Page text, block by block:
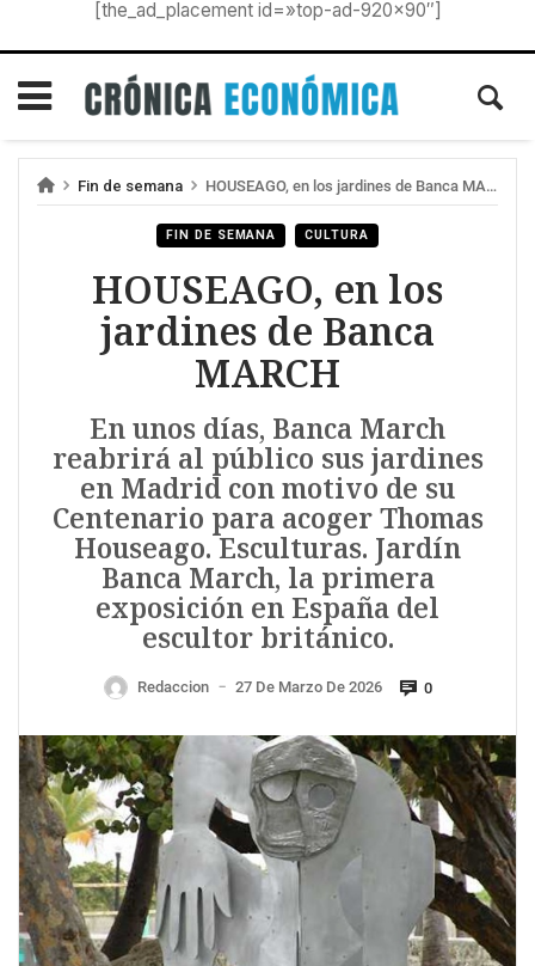
[the_ad_placement id=»top-ad-920×90″]
Fin de semana HOUSEAGO, en los jardines de Banca MARCH
FIN DE SEMANA CULTURA
HOUSEAGO, en los
jardines de Banca
MARCH
En unos días, Banca March
reabrirá al público sus jardines
en Madrid con motivo de su
Centenario para acoger Thomas
Houseago. Esculturas. Jardín
Banca March, la primera
exposición en España del
escultor británico.
Redaccion — 27 De Marzo De 2026 0